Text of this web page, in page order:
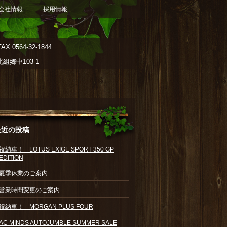
32-1844
組郷中103-1
社情報 採用情報
の投稿
納車！ LOTUS EXIGE SPORT 350 GP
季休業のご案内
業時間変更のご案内
納車！ MORGAN PLUS FOUR
MINDS AUTOJUMBLE SUMMER SALE